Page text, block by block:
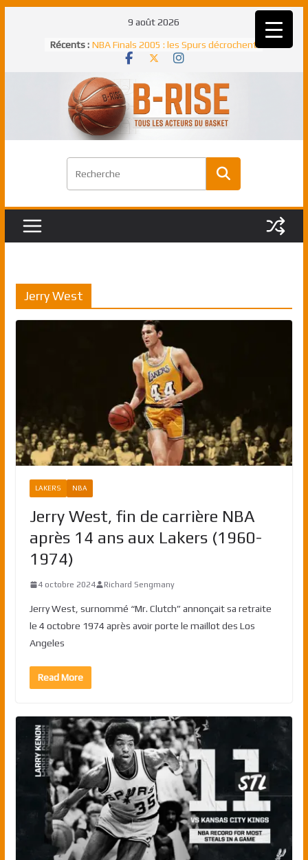
9 août 2026
Récents : NBA Finals 2005 : les Spurs décrochent
un troisième titre NBA, la rude bataille
NBA Finals 2021 : les Bucks et Giannis
Antetokounmpo triomphent, le Greek
Freek élu MVP
Shai Gilgeous-Alexander : son premier
match à plus de 40 points en NBA, le
Pau Gasol dans l’histoire en 2002 :
premier européen sacré Rookie de
Rudy Gobert, deuxième Français élu
Jerry West
LAKERS NBA
Jerry West, fin de carrière NBA
après 14 ans aux Lakers (1960-
1974)
4 octobre 2024 Richard Sengmany
Jerry West, surnommé “Mr. Clutch” annonçait sa retraite
le 4 octobre 1974 après avoir porte le maillot des Los
Angeles
Read More